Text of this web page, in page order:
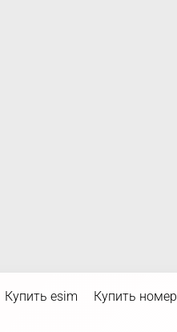
Купить esim Купить номер